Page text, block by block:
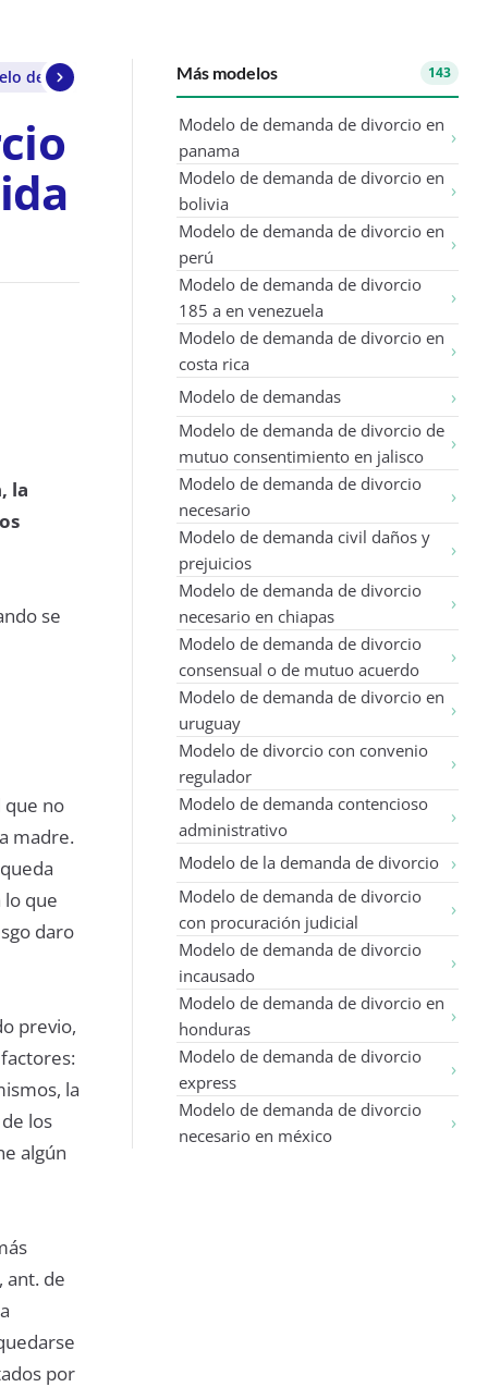
de demanda de divorcio solicitando custodia compartida
la
se
que no
madre.
lo que
daro
previo,
la
los
algún
ant. de
por
Más modelos 143
Modelo de demanda de divorcio en
panama
Modelo de demanda de divorcio en
bolivia
Modelo de demanda de divorcio en
perú
Modelo de demanda de divorcio
185 a en venezuela
Modelo de demanda de divorcio en
costa rica
Modelo de demandas
Modelo de demanda de divorcio de
mutuo consentimiento en jalisco
Modelo de demanda de divorcio
necesario
Modelo de demanda civil daños y
prejuicios
Modelo de demanda de divorcio
necesario en chiapas
Modelo de demanda de divorcio
consensual o de mutuo acuerdo
Modelo de demanda de divorcio en
uruguay
Modelo de divorcio con convenio
regulador
Modelo de demanda contencioso
administrativo
Modelo de la demanda de divorcio
Modelo de demanda de divorcio
con procuración judicial
Modelo de demanda de divorcio
incausado
Modelo de demanda de divorcio en
honduras
Modelo de demanda de divorcio
express
Modelo de demanda de divorcio
necesario en méxico